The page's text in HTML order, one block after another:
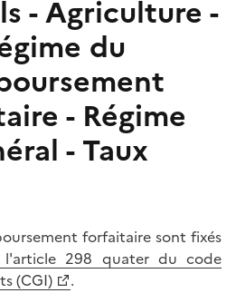
- Agriculture -
du
- Régime
- Taux
forfaitaire sont fixés
298 quater du code
(CGI)
.